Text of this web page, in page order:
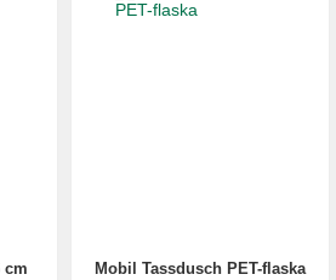
cm Mobil Tassdusch PET-flaska